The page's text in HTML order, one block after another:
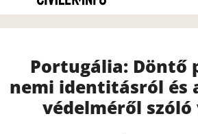
Portugália: Döntő
nemi identitásról és
védelméről